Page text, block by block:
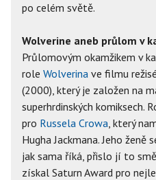
po celém světě.
Wolverine aneb průlom v
Průlomovým okamžikem v
role Wolverina ve filmu
(2000), který je založen na
superhrdinských komiksech.
pro Russela Crowa, který
Hugha Jackmana. Jeho
jak sama říká, přislo jí to
získal Saturn Award pro